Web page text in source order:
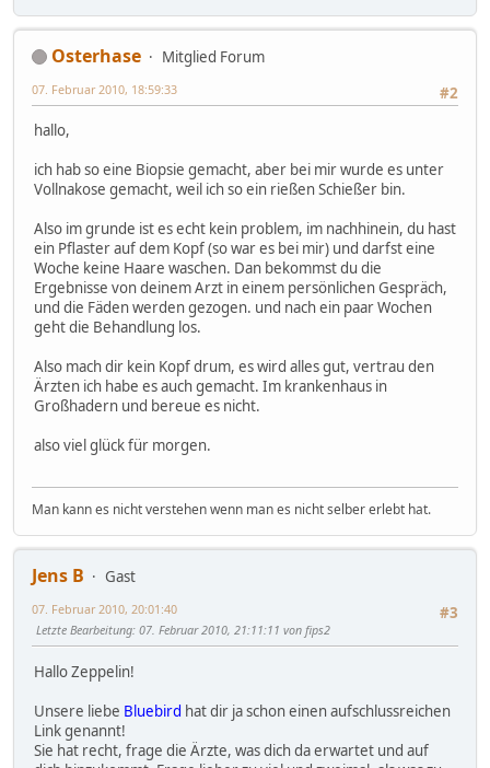
Osterhase
Mitglied Forum
#2
07. Februar 2010, 18:59:33
hallo,
ich hab so eine Biopsie gemacht, aber bei mir wurde es unter
Vollnakose gemacht, weil ich so ein rießen Schießer bin.
Also im grunde ist es echt kein problem, im nachhinein, du hast
ein Pflaster auf dem Kopf (so war es bei mir) und darfst eine
Woche keine Haare waschen. Dan bekommst du die
Ergebnisse von deinem Arzt in einem persönlichen Gespräch,
und die Fäden werden gezogen. und nach ein paar Wochen
geht die Behandlung los.
Also mach dir kein Kopf drum, es wird alles gut, vertrau den
Ärzten ich habe es auch gemacht. Im krankenhaus in
Großhadern und bereue es nicht.
also viel glück für morgen.
Man kann es nicht verstehen wenn man es nicht selber erlebt hat.
Jens B
Gast
#3
07. Februar 2010, 20:01:40
Letzte Bearbeitung: 07. Februar 2010, 21:11:11 von fips2
Hallo Zeppelin!
Unsere liebe Bluebird hat dir ja schon einen aufschlussreichen
Link genannt!
Sie hat recht, frage die Ärzte, was dich da erwartet und auf